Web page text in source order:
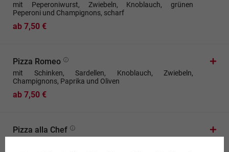
mit Peperoniwurst, Zwiebeln, Knoblauch, grünen
Peperoni und Champignons, scharf
ab 7,50 €
Pizza Romeo
mit Schinken, Sardellen, Knoblauch, Zwiebeln,
Champignons, Paprika und Oliven
ab 7,50 €
Pizza alla Chef